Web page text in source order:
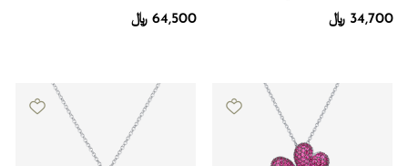
34,700 ﷼ 64,500 ﷼